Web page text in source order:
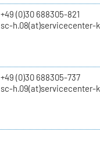
+49 (0)30 688305-821
sc-h.08(at)servicecenter-
+49 (0)30 688305-737
sc-h.09(at)servicecenter-